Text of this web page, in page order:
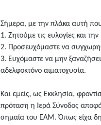
Σήμερα, με την πλάκα αυτή
1. Ζητούμε τις ευλογίες και
2. Προσευχόμαστε να
3. Ευχόμαστε να μην
αδελφοκτόνο αιματοχυσία.
Και εμείς, ως Εκκλησία,
πρόταση η Ιερά Σύνοδος
σημαία του ΕΑΜ. Όπως είχα